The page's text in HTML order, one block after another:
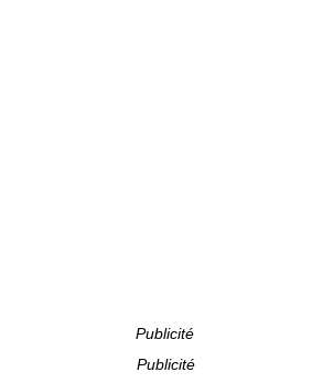
Publicité
Publicité